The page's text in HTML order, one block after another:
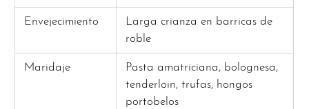
Envejecimiento
Larga crianza en barricas de
roble
Maridaje
Pasta amatriciana, bolognesa,
tenderloin, trufas, hongos
portobelos